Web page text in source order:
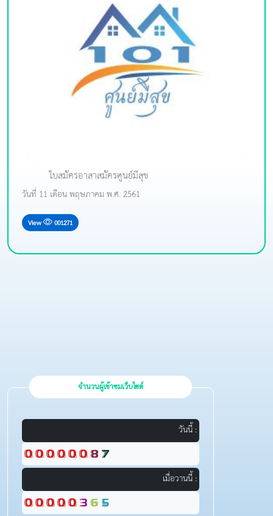
ใบสมัครอาสาสมัครศูนย์มีสุข
วันที่ 11 เดือน พฤษภาคม พ.ศ. 2561
View 001271
จำนวนผู้เข้าชมเว็บไซต์
วันนี้ :
เมื่อวานนี้ :